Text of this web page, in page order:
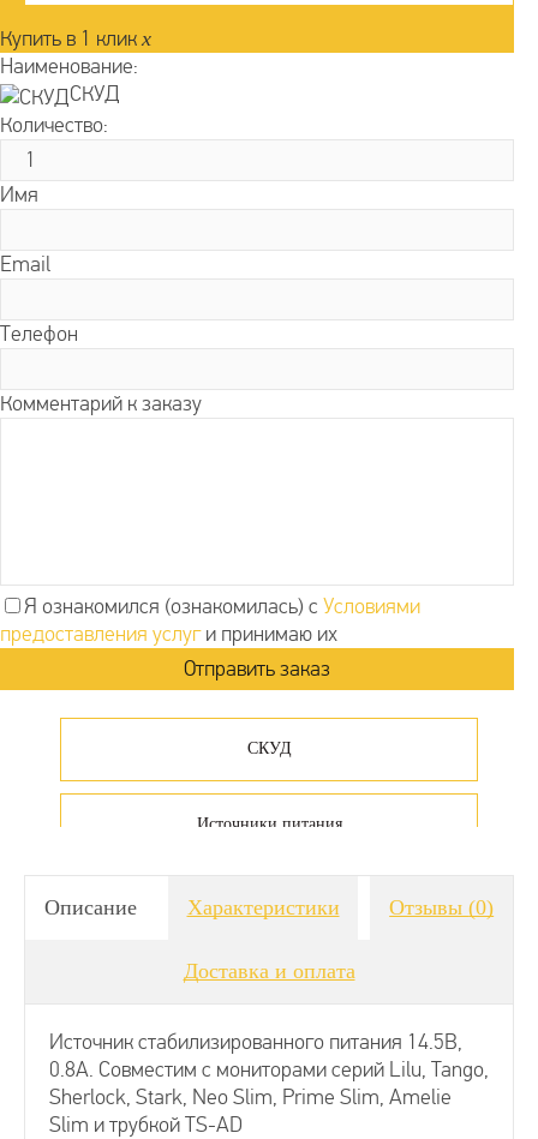
Купить в 1 клик x
Наименование:
СКУД
Количество:
Имя
Email
Телефон
Комментарий к заказу
Я ознакомился (ознакомилась) с Условиями
предоставления услуги принимаю их
СКУД
Источники питания
Описание Характеристики Отзывы(0)
Доставка и оплата
Источник стабилизированного питания 14.5В,
0.8А. Совместим с мониторами серий Lilu, Tango,
Sherlock, Stark, Neo Slim, Prime Slim, Amelie
Slim и трубкой TS-AD